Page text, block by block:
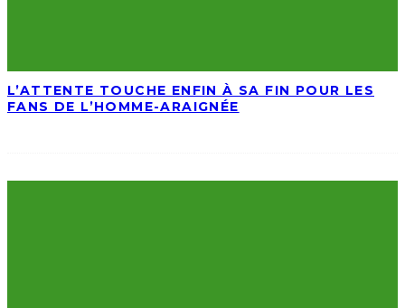
L’ATTENTE TOUCHE ENFIN À SA FIN POUR LES
FANS DE L’HOMME-ARAIGNÉE